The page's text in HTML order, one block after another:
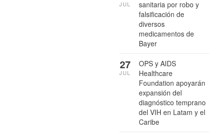
sanitaria por robo y
falsificación de
diversos
medicamentos de
Bayer
JUL
OPS y AIDS
Healthcare
Foundation apoyarán
expansión del
diagnóstico temprano
del VIH en Latam y el
Caribe
27
JUL